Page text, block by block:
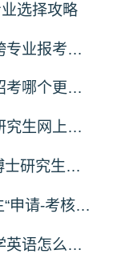
选择攻略
2027考博招生全日制、在职、跨专业报考要求
2027考博招生申请考核和普通招考哪个更好考？
2027年报考上海政法学院博士研究生网上报名公告
沈阳药科大学关于开展2026级博士研究生录取后信息采集及档案调取等相关工作的通知
国防科技大学2027年博士研究生“申请-考核”制招生专业基础笔试考试大纲
2027考博英语难上岸？多年不学英语怎么备考？